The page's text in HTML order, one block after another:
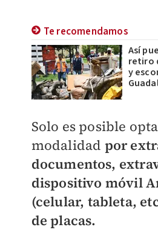
Te recomendamos
Así
retiro
y
Solo es posible
modalidad por
documentos,
dispositivo móvil
(celular, tableta,
de placas.